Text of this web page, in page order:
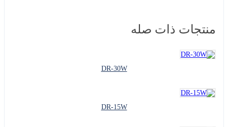
منتجات ذات صله
DR-30W
DR-15W